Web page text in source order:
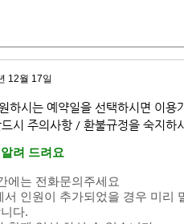
12월 17일
하시는 예약일을 선택하시면 이용
시 주의사항 / 환불규정을 숙지하
려 드려요
에는 전화문의주세요
서 인원이 추가되었을 경우 미리
다.